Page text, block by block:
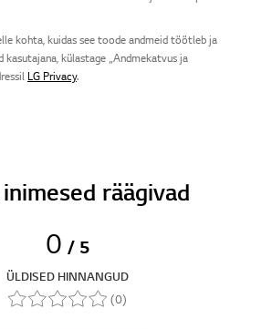
kohta, kuidas see toode andmeid töötleb ja
kasutajana, külastage „Andmekatvus ja
LG Privacy.
räägivad
0 / 5
ÜLDISED HINNANGUD
(0)